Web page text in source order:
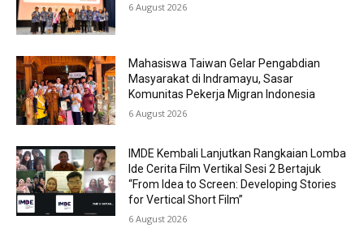
6 August 2026
Mahasiswa Taiwan Gelar Pengabdian
Masyarakat di Indramayu, Sasar
Komunitas Pekerja Migran Indonesia
6 August 2026
IMDE Kembali Lanjutkan Rangkaian Lomba
Ide Cerita Film Vertikal Sesi 2 Bertajuk
“From Idea to Screen: Developing Stories
for Vertical Short Film”
6 August 2026